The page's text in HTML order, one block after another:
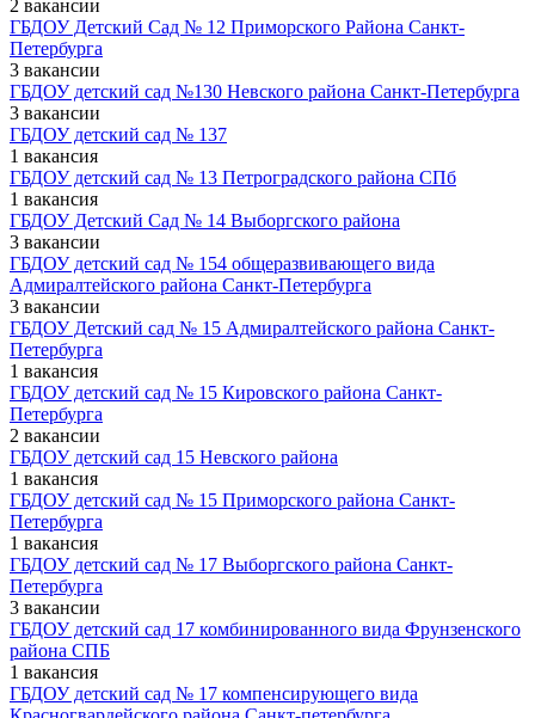
2 вакансии
ГБДОУ Детский Сад № 12 Приморского Района Санкт-
Петербурга
3 вакансии
ГБДОУ детский сад №130 Невского района Санкт-Петербурга
3 вакансии
ГБДОУ детский сад № 137
1 вакансия
ГБДОУ детский сад № 13 Петроградского района СПб
1 вакансия
ГБДОУ Детский Сад № 14 Выборгского района
3 вакансии
ГБДОУ детский сад № 154 общеразвивающего вида
Адмиралтейского района Санкт-Петербурга
3 вакансии
ГБДОУ Детский сад № 15 Адмиралтейского района Санкт-
Петербурга
1 вакансия
ГБДОУ детский сад № 15 Кировского района Санкт-
Петербурга
2 вакансии
ГБДОУ детский сад 15 Невского района
1 вакансия
ГБДОУ детский сад № 15 Приморского района Санкт-
Петербурга
1 вакансия
ГБДОУ детский сад № 17 Выборгского района Санкт-
Петербурга
3 вакансии
ГБДОУ детский сад 17 комбинированного вида Фрунзенского
района СПБ
1 вакансия
ГБДОУ детский сад № 17 компенсирующего вида